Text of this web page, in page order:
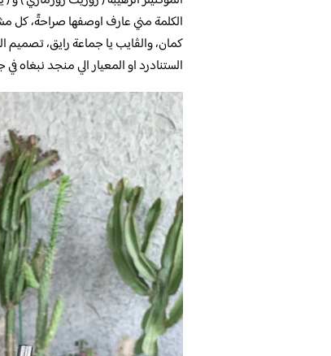
الكلمة مني عارف اوصفها صراحةً، كل
كمان، والڤايب يا جماعة رايق،
الستنادرد او المعيار الي منجد نبغاه